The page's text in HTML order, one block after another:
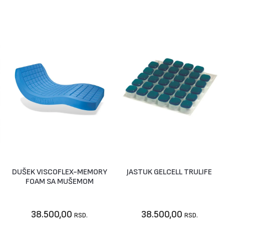
U korpu
DUŠEK VISCOFLEX-MEMORY
FOAM SA MUŠEMOM
38.500,00RSD.
JASTUK GELCELL TRULIFE
38.500,00 RSD.